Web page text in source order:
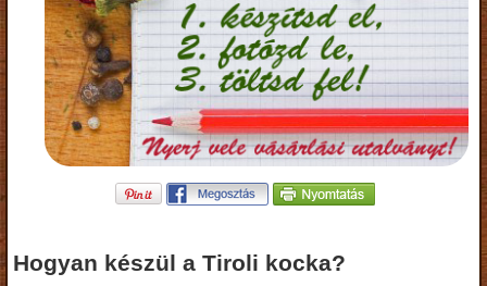
Hogyan készül a Tiroli kocka?